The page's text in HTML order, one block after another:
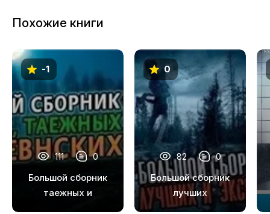
Похожие книги
-1
111 0
Большой сборник
таежных и
0
82 0
Большой сборник
лучших
эксклюзивных